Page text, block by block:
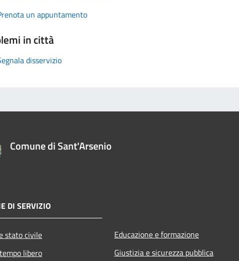
un appuntamento
in città
disservizio
Comune di Sant'Arsenio
DI SERVIZIO
stato civile
libero
Educazione e formazione
Giustizia e sicurezza pubblica